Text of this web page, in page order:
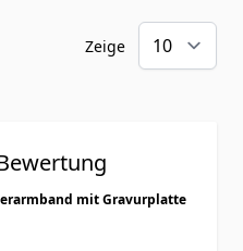
Zeige
mit Gravurplatte